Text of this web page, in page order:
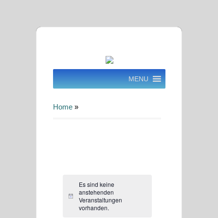
MENU
Home »
Hinweis
Es sind keine
anstehenden
Veranstaltungen
vorhanden.